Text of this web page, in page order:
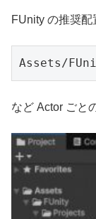
FUnity の推奨配
Assets/
など Actor ごと